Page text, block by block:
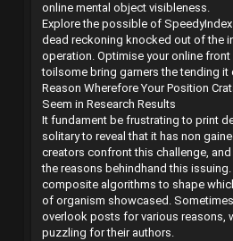
online mental object visibleness.
Explore the possible of
dead reckoning knocked out of the
operation. Optimise your online
toilsome bring garners the tending it
Reason Wherefore Your Position
Seem in Research Results
It fundament be frustrating to print
solitary to reveal that it has non
creators confront this challenge,
the reasons behindhand this
composite algorithms to shape
of organism showcased.
overlook posts for various reasons,
puzzling for their authors.